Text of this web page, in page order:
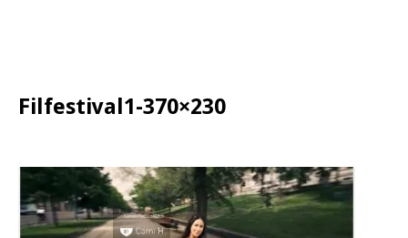
Filfestival1-370×230